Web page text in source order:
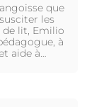
que
les
de lit, Emilio
à
aide à…